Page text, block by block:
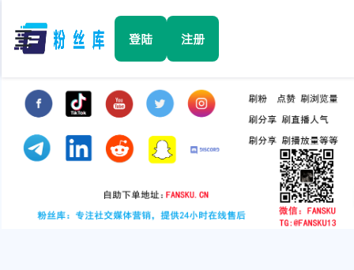
☰ 登陆 注册
Facebook
TikTok
YouTube